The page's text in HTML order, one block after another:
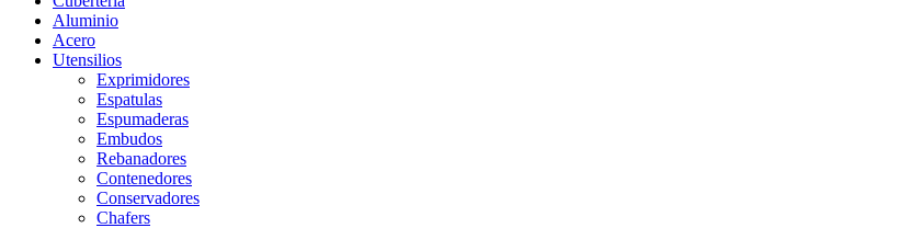
Aluminio
Acero
Utensilios
Exprimidores
Espatulas
Espumaderas
Embudos
Rebanadores
Contenedores
Conservadores
Chafers